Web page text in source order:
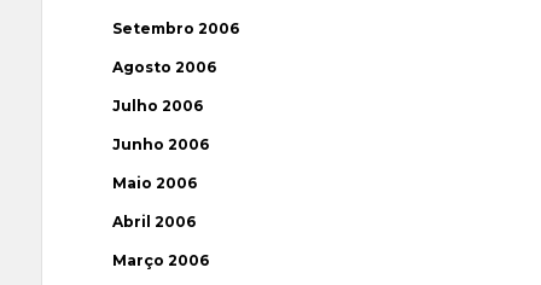
Setembro 2006
Agosto 2006
Julho 2006
Junho 2006
Maio 2006
Abril 2006
Março 2006